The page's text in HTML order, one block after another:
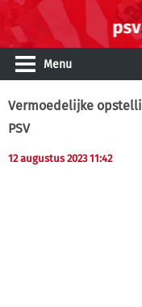
Menu
Vermoedelijke
PSV
12 augustus 2023 11:42